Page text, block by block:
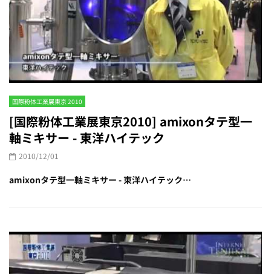
国際粉体工業展東京 2010
[国際粉体工業展東京2010] amixonタテ型一
軸ミキサー - 東洋ハイテック
2010/12/01
amixonタテ型一軸ミキサー - 東洋ハイテック…